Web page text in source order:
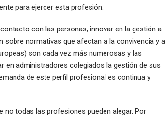
para ejercer esta profesión.
con las personas, innovar en la gestión a
normativas que afectan a la convivencia y a
son cada vez más numerosas y las
en administradores colegiados la gestión de sus
de este perfil profesional es continua y
no todas las profesiones pueden alegar. Por